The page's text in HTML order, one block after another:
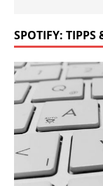
SPOTIFY: TIPPS